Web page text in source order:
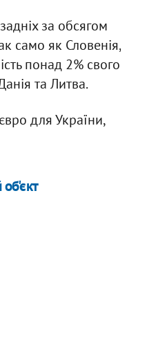
за обсягом
само як Словенія,
понад 2% свого
та Литва.
для України,